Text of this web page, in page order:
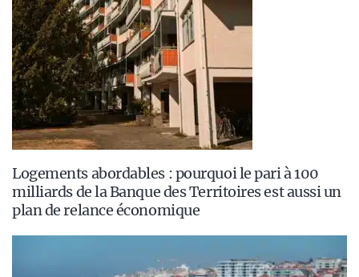
Logements abordables : pourquoi le pari à 100
milliards de la Banque des Territoires est aussi un
plan de relance économique